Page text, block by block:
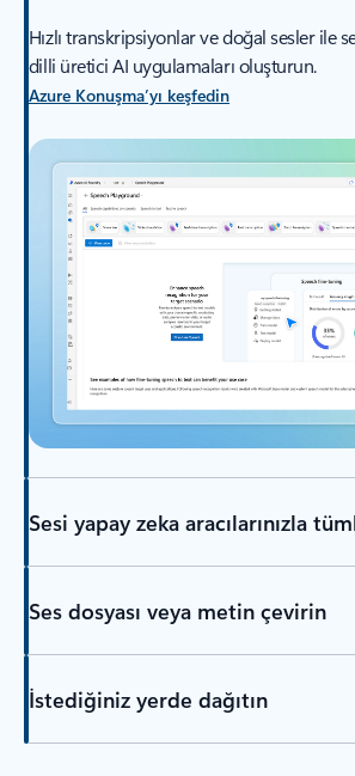
Hızlı transkripsiyonlar ve doğal sesler ile
dilli üretici AI uygulamaları oluşturun.
Azure Konuşma’yı keşfedin
Sesi yapay zeka aracılarınızla
Ses dosyası veya metin çevirin
İstediğiniz yerde dağıtın